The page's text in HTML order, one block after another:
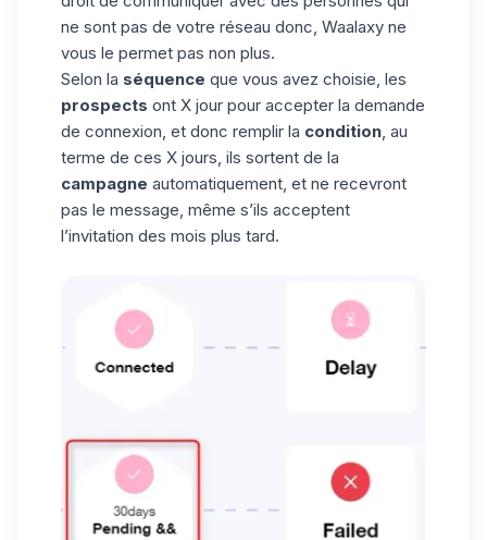
ne sont pas de votre réseau donc, Waalaxy ne
vous le permet pas non plus.
Selon la séquence que vous avez choisie, les
prospects ont X jour pour accepter la demande
de connexion, et donc remplir la condition , au
terme de ces X jours, ils sortent de la
campagne automatiquement, et ne recevront
pas le message, même s’ils acceptent
l’invitation des mois plus tard.